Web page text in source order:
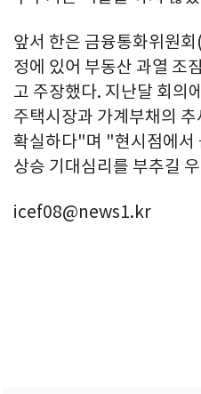
앞서 한은 금융통화위원
정에 있어 부동산 과열 조
고 주장했다. 지난달 회의
주택시장과 가계부채의
확실하다"며 "현시점에서
상승 기대심리를 부추길
icef08@news1.kr